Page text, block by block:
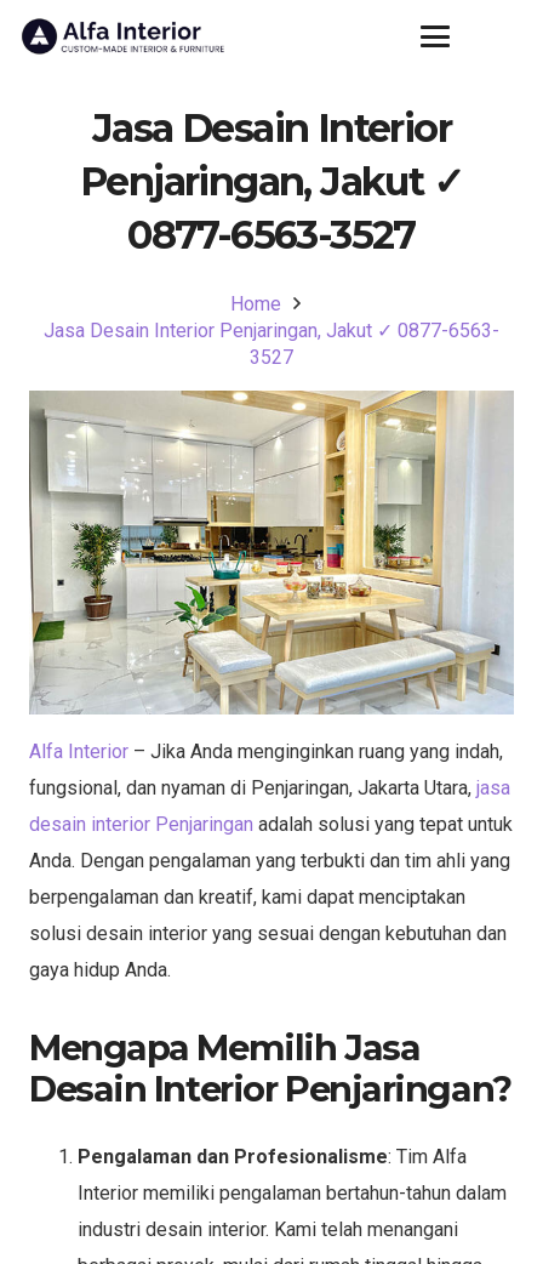
Jasa Desain Interior
Penjaringan, Jakut ✓
0877-6563-3527
Home
Jasa Desain Interior Penjaringan, Jakut ✓ 0877-6563-
3527
Alfa Interior – Jika Anda menginginkan ruang yang indah,
fungsional, dan nyaman di Penjaringan, Jakarta Utara, jasa
desain interior Penjaringan adalah solusi yang tepat untuk
Anda. Dengan pengalaman yang terbukti dan tim ahli yang
berpengalaman dan kreatif, kami dapat menciptakan
solusi desain interior yang sesuai dengan kebutuhan dan
gaya hidup Anda.
Mengapa Memilih Jasa
Desain Interior Penjaringan?
Pengalaman dan Profesionalisme: Tim Alfa
Interior memiliki pengalaman bertahun-tahun dalam
industri desain interior. Kami telah menangani